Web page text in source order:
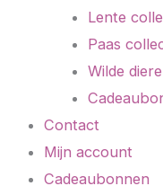
Lente
Paas
Wilde
Contact
Mijn account
Cadeaubonnen